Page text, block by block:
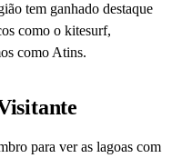
tem ganhado destaque
como o kitesurf,
como Atins.
para ver as lagoas com